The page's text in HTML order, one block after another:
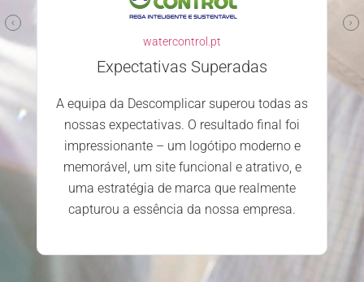
watercontrol.pt
Expectativas Superadas
A equipa da Descomplicar superou todas as
nossas expectativas. O resultado final foi
impressionante – um logótipo moderno e
memorável, um site funcional e atrativo, e
uma estratégia de marca que realmente
capturou a essência da nossa empresa.